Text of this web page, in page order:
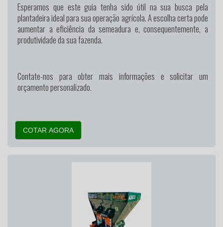
Esperamos que este guia tenha sido útil na sua busca pela
plantadeira ideal para sua operação agrícola. A escolha certa pode
aumentar a eficiência da semeadura e, consequentemente, a
produtividade da sua fazenda.
Contate-nos para obter mais informações e solicitar um
orçamento personalizado.
COTAR AGORA